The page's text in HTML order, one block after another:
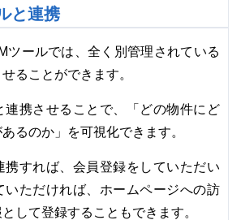
と連携
ツールでは、全く別管理されている
ることができます。
連携させることで、「どの物件にど
るのか」を可視化できます。
携すれば、会員登録をしていただい
いただければ、ホームページへの訪
して登録することもできます。